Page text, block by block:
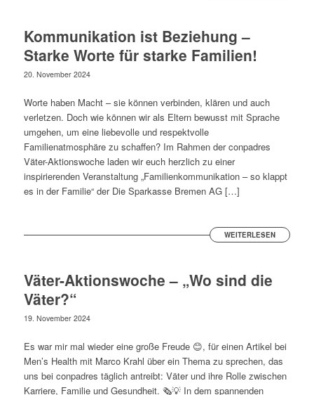
Kommunikation ist Beziehung –
Starke Worte für starke Familien!
20. November 2024
Worte haben Macht – sie können verbinden, klären und auch
verletzen. Doch wie können wir als Eltern bewusst mit Sprache
umgehen, um eine liebevolle und respektvolle
Familienatmosphäre zu schaffen? Im Rahmen der conpadres
Väter-Aktionswoche laden wir euch herzlich zu einer
inspirierenden Veranstaltung „Familienkommunikation – so klappt
es in der Familie“ der Die Sparkasse Bremen AG […]
WEITERLESEN
Väter-Aktionswoche – „Wo sind die
Väter?“
19. November 2024
Es war mir mal wieder eine große Freude 😊, für einen Artikel bei
Men’s Health mit Marco Krahl über ein Thema zu sprechen, das
uns bei conpadres täglich antreibt: Väter und ihre Rolle zwischen
Karriere, Familie und Gesundheit. 🗞️💡 In dem spannenden